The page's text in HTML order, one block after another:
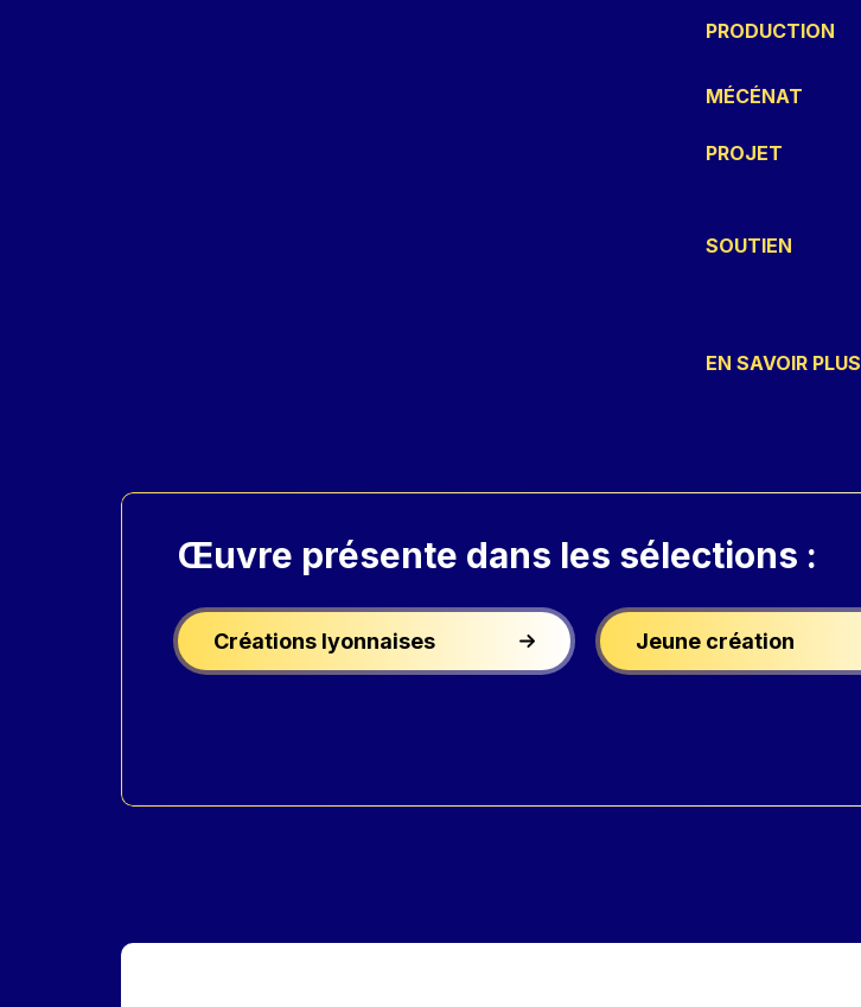
PRODUCTION
MÉCÉNAT
PROJET
SOUTIEN
EN SAVOIR PLUS
Œuvre présente dans les sélections :
Créations lyonnaises Jeune création